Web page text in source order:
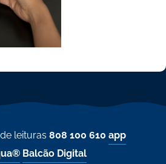
leituras 808 100 610 app
Balcão Digital